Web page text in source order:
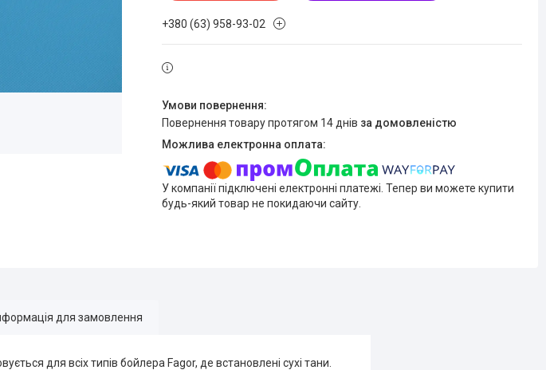
+380 (63) 958-93-02
повернення товару протягом 14 днів за домовленістю
У компанії підключені електронні платежі. Тепер ви можете купити
будь-який товар не покидаючи сайту.
для замовлення
для всіх типів бойлера Fagor, де встановлені сухі тани.